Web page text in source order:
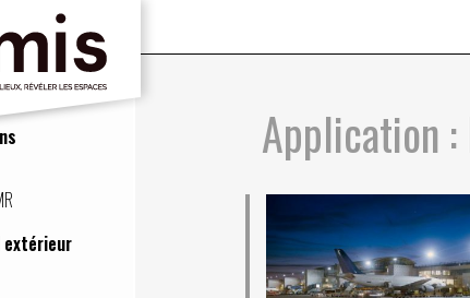
extérieur
Application :